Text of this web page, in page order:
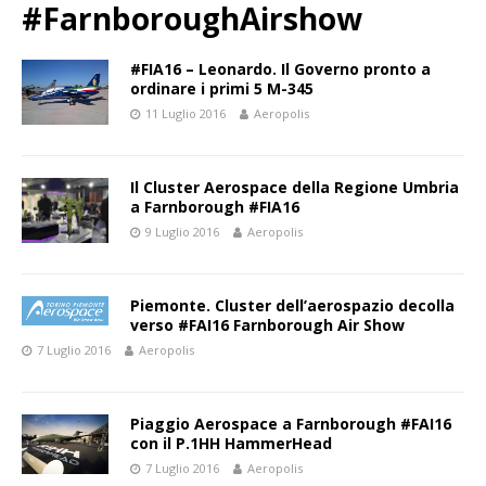
#FarnboroughAirshow
#FIA16 – Leonardo. Il Governo pronto a
ordinare i primi 5 M-345
11 Luglio 2016 Aeropolis
Il Cluster Aerospace della Regione Umbria
a Farnborough #FIA16
9 Luglio 2016 Aeropolis
Piemonte. Cluster dell’aerospazio decolla
verso #FAI16 Farnborough Air Show
7 Luglio 2016 Aeropolis
Piaggio Aerospace a Farnborough #FAI16
con il P.1HH HammerHead
7 Luglio 2016 Aeropolis